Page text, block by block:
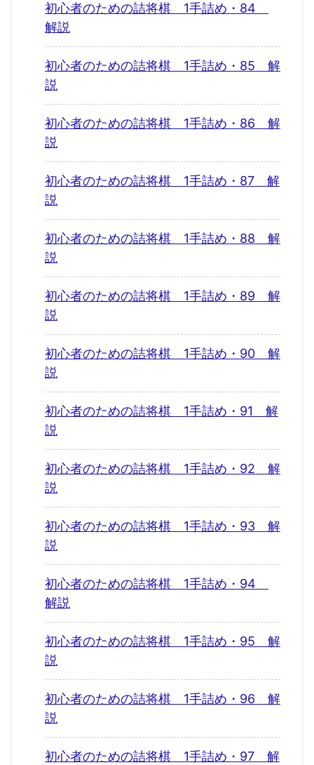
初心者のための詰将棋 1手詰め・84
解説
初心者のための詰将棋 1手詰め・85 解
説
初心者のための詰将棋 1手詰め・86 解
説
初心者のための詰将棋 1手詰め・87 解
説
初心者のための詰将棋 1手詰め・88 解
説
初心者のための詰将棋 1手詰め・89 解
説
初心者のための詰将棋 1手詰め・90 解
説
初心者のための詰将棋 1手詰め・91 解
説
初心者のための詰将棋 1手詰め・92 解
説
初心者のための詰将棋 1手詰め・93 解
説
初心者のための詰将棋 1手詰め・94
解説
初心者のための詰将棋 1手詰め・95 解
説
初心者のための詰将棋 1手詰め・96 解
説
初心者のための詰将棋 1手詰め・97 解